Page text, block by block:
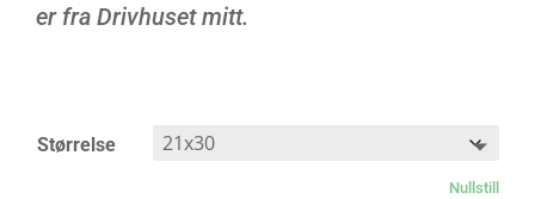
er fra Drivhuset mitt.
Størrelse
Nullstill